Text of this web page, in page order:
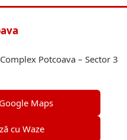
Potcoava – Sector 3
Maps
cu Waze